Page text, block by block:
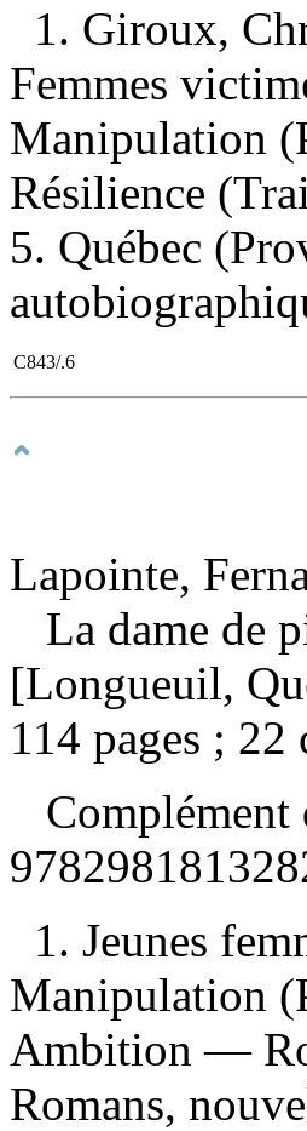
1. Giroux,
Femmes
Manipulation
Résilience
5. Québec
C843/.6
Lapointe,
La dame de
[Longueuil,
114 pages ; 22
Complément
1. Jeunes
Manipulation
Ambition —
Romans,